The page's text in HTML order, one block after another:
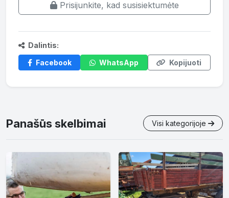
Prisijunkite, kad susisiektumėte
Dalintis:
Facebook
WhatsApp Kopijuoti
Panašūs skelbimai Visi kategorijoje